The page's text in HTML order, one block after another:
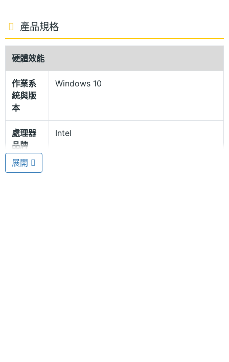
RX10H 纖薄的機構設計整合了先進的電腦處理器，引
用 Getac 獨家專利的 LumiBond 2.0 面板顯示技術，
讓螢幕色彩更鮮明，對比更清晰，觸控螢幕即使遇到
水，不管使用數位筆、觸控筆或者戴手套操作，仍具
備靈敏的反應，遠優於市面上其他醫療平板。Getac
RX10H 還具備最嚴密的資訊安全防護機制，其強固能
力亦相當卓越，通過業界嚴苛的 MIL-STD 810G 和
IP65 標準測試認證，可在攝氏 -21°C 到 55°C 的溫度
範圍下作業，提供防震以及 1.2 公尺落摔保護，密封
式的無風扇設計有效防止清洗液或濕氣入侵設備，電
產品規格
硬體效能
作業系
統與版
本
Windows 10
處理器
品牌
Intel
處理器
展開